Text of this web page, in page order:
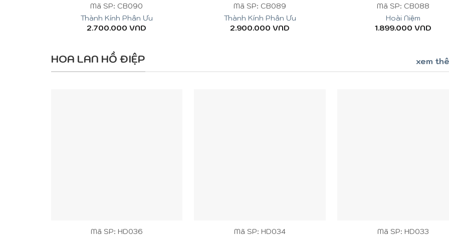
Mã SP: CB090
Thành Kính Phân Ưu
2.700.000 VND
Mã SP: CB089
Thành Kính Phân Ưu
2.900.000 VND
Mã SP: CB088
Hoài Niệm
1.899.000 VND
HOA LAN HỒ ĐIỆP xem
Mã SP: HD036
Mã SP: HD034
Mã SP: HD033